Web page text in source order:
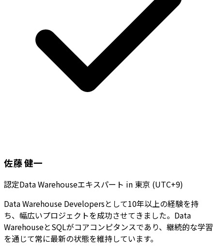
佐藤 健一
認定Data Warehouseエキスパート in 東京 (UTC+9)
Data Warehouse Developersとして10年以上の経験を持
ち、幅広いプロジェクトを成功させてきました。Data
WarehouseとSQLがコアコンピタンスであり、継続的な学習
を通じて常に最新の状態を維持しています。